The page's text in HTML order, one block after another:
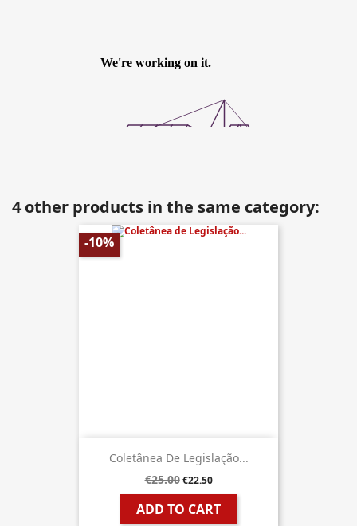
4 other products in the same category:
Coletânea De Legislação...
€25.00 €22.50
ADD TO CART
-10%